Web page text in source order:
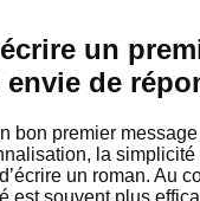
un
de
bon premier
la simplicité
un roman. Au
est souvent plus